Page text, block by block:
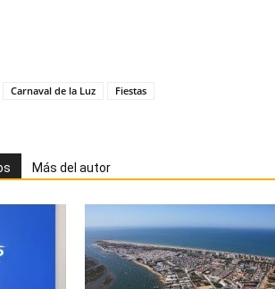
Carnaval de la Luz Fiestas
Más del autor